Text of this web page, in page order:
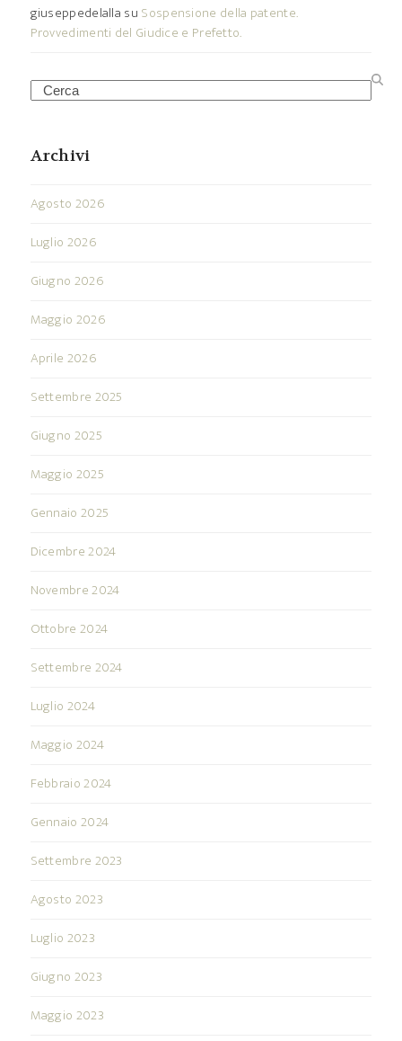
giuseppedelalla su Sospensione della patente.
Provvedimenti del Giudice e Prefetto.
Search
Archivi
Agosto 2026
Luglio 2026
Giugno 2026
Maggio 2026
Aprile 2026
Settembre 2025
Giugno 2025
Maggio 2025
Gennaio 2025
Dicembre 2024
Novembre 2024
Ottobre 2024
Settembre 2024
Luglio 2024
Maggio 2024
Febbraio 2024
Gennaio 2024
Settembre 2023
Agosto 2023
Luglio 2023
Giugno 2023
Maggio 2023